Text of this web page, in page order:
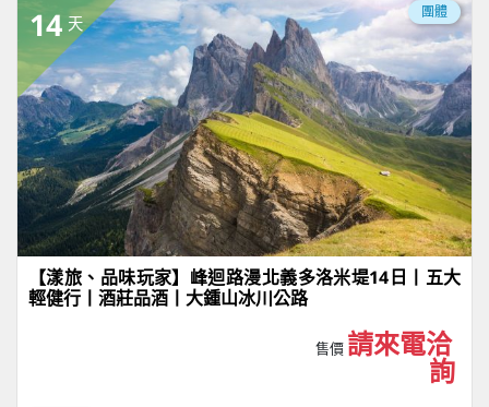
14 天
團體
【漾旅、品味玩家】峰迴路漫北義多洛米堤14日丨五大
輕健行丨酒莊品酒丨大鍾山冰川公路
售價 請來電洽
詢